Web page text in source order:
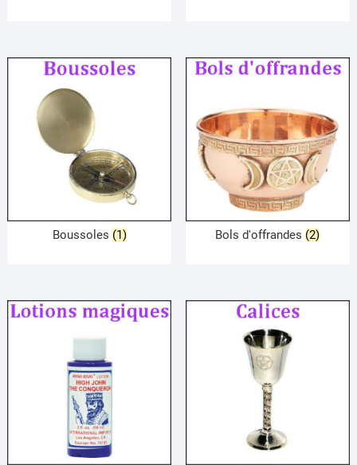
Boussoles (1) Bols d'offrandes (2)